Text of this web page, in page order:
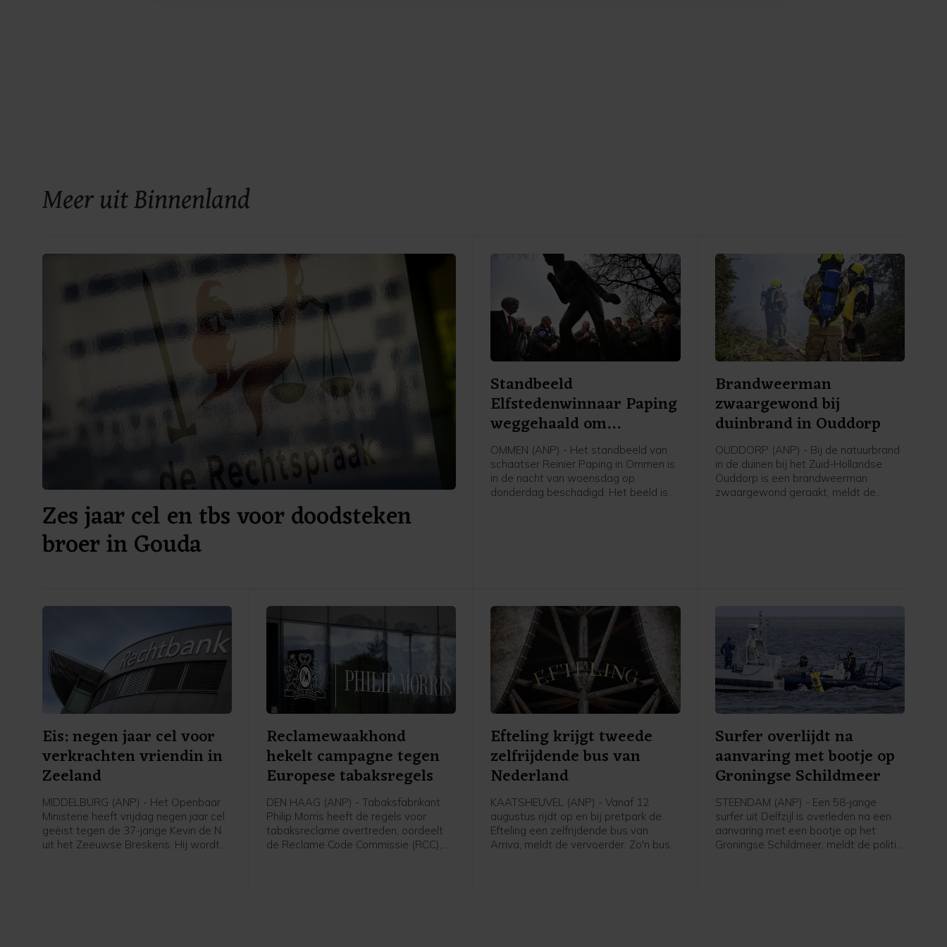
Meer uit Binnenland
Zes jaar cel en tbs voor doodsteken
broer in Gouda
Standbeeld
Elfstedenwinnaar Paping
weggehaald om
beschadigingen
OMMEN (ANP) - Het standbeeld van
schaatser Reinier Paping in Ommen is
in de nacht van woensdag op
donderdag beschadigd. Het beeld is
Brandweerman
zwaargewond bij
duinbrand in Ouddorp
OUDDORP (ANP) - Bij de natuurbrand
in de duinen bij het Zuid-Hollandse
Ouddorp is een brandweerman
zwaargewond geraakt, meldt de
Eis: negen jaar cel voor
verkrachten vriendin in
Zeeland
MIDDELBURG (ANP) - Het Openbaar
Ministerie heeft vrijdag negen jaar cel
geëist tegen de 37-jarige Kevin de N.
uit het Zeeuwse Breskens. Hij wordt
Reclamewaakhond
hekelt campagne tegen
Europese tabaksregels
DEN HAAG (ANP) - Tabaksfabrikant
Philip Morris heeft de regels voor
tabaksreclame overtreden, oordeelt
de Reclame Code Commissie (RCC),
Efteling krijgt tweede
zelfrijdende bus van
Nederland
KAATSHEUVEL (ANP) - Vanaf 12
augustus rijdt op en bij pretpark de
Efteling een zelfrijdende bus van
Arriva, meldt de vervoerder. Zo'n bus
Surfer overlijdt na
aanvaring met bootje op
Groningse Schildmeer
STEENDAM (ANP) - Een 58-jarige
surfer uit Delfzijl is overleden na een
aanvaring met een bootje op het
Groningse Schildmeer, meldt de politie.